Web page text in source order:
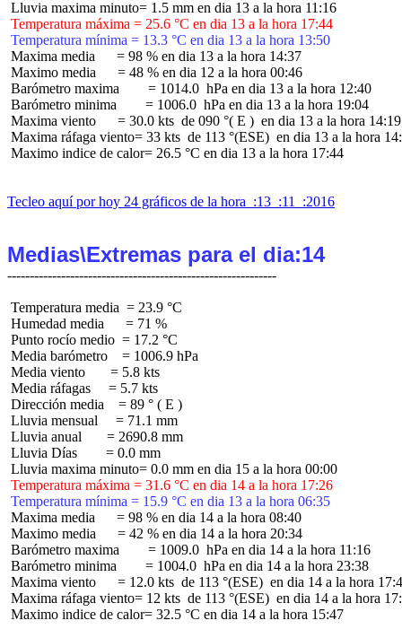
Temperatura máxima = 25.6 °C en dia 13 a la hora 17:44
Temperatura mínima = 13.3 °C en dia 13 a la hora 13:50
Maxima media      = 98 % en dia 13 a la hora 14:37
Maximo media      = 48 % en dia 12 a la hora 00:46
Barómetro maxima        = 1014.0  hPa en dia 13 a la hora 12:40
Barómetro minima        = 1006.0  hPa en dia 13 a la hora 19:04
Maxima viento      = 30.0 kts  de 090 °( E )  en dia 13 a la hora 14:19
Maxima ráfaga viento= 33 kts  de 113 °(ESE)  en dia 13 a la hora
Maximo indice de calor= 26.5 °C en dia 13 a la hora 17:44
Tecleo aquí por hoy 24 gráficos de la hora  :13  :11  :2016
Medias\Extremas para el dia:14
Temperatura media  = 23.9 °C
Humedad media      = 71 %
Punto rocío medio  = 17.2 °C
Media barómetro    = 1006.9 hPa
Media viento       = 5.8 kts
Media ráfagas     = 5.7 kts
Dirección media    = 89 ° ( E )
Lluvia mensual     = 71.1 mm
Lluvia anual       = 2690.8 mm
Lluvia Días        = 0.0 mm
Temperatura máxima = 31.6 °C en dia 14 a la hora 17:26
Temperatura mínima = 15.9 °C en dia 13 a la hora 06:35
Maxima media      = 98 % en dia 14 a la hora 08:40
Maximo media      = 42 % en dia 14 a la hora 20:34
Barómetro maxima        = 1009.0  hPa en dia 14 a la hora 11:16
Barómetro minima        = 1004.0  hPa en dia 14 a la hora 23:38
Maxima viento      = 12.0 kts  de 113 °(ESE)  en dia 14 a la hora
Maxima ráfaga viento= 12 kts  de 113 °(ESE)  en dia 14 a la hora
Maximo indice de calor= 32.5 °C en dia 14 a la hora 15:47